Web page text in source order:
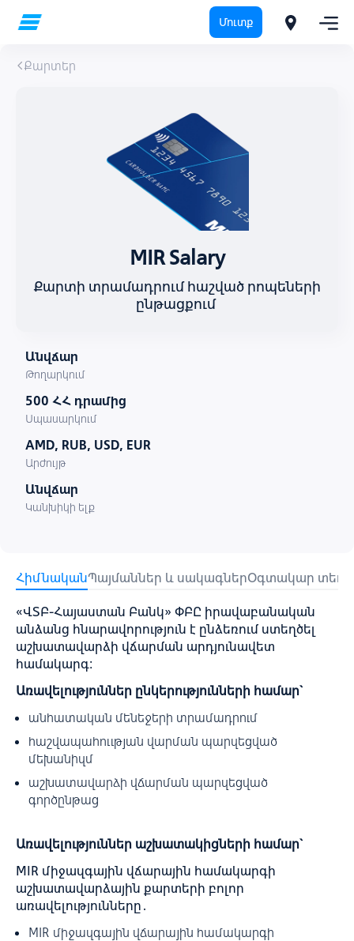
Մուտք
Քարտեր
MIR Salary
Քարտի տրամադրում հաշված րոպեների
ընթացքում
Անվճար
Թողարկում
500 ՀՀ դրամից
Սպասարկում
AMD, RUB, USD, EUR
Արժույթ
Անվճար
Կանխիկի ելք
ՀիմնականՊայմաններ և սակագներՕգտակար
«ՎՏԲ-Հայաստան Բանկ» ՓԲԸ իրավաբանական
անձանց հնարավորություն է ընձեռում ստեղծել
աշխատավարձի վճարման արդյունավետ
համակարգ:
Առավելություններ ընկերությունների համար`
անհատական մենեջերի տրամադրում
հաշվապահոււթյան վարման պարզեցված
մեխանիզմ
աշխատավարձի վճարման պարզեցված
գործընթաց
Առավելություններ աշխատակիցների համար`
MIR միջազգային վճարային համակարգի
աշխատավարձային քարտերի բոլոր
առավելությունները․
MIR միջազգային վճարային համակարգի